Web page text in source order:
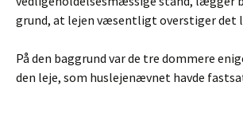
grund, at lejen væsentligt overstiger det
På den baggrund var de tre dommere
den leje, som huslejenævnet havde